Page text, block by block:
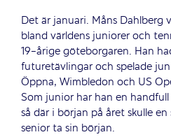
Det är januari. Måns Dahlberg
bland världens juniorer och
19-årige göteborgaren. Han
futuretävlingar och spelade
Öppna, Wimbledon och US
Som junior har han en
så där i början på året skulle
senior ta sin början.